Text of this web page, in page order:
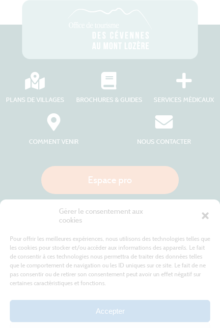
Gérer le consentement aux
cookies
Pour offrir les meilleures expériences, nous utilisons des technologies telles que
les cookies pour stocker et/ou accéder aux informations des appareils. Le fait
de consentir à ces technologies nous permettra de traiter des données telles
que le comportement de navigation ou les ID uniques sur ce site. Le fait de ne
pas consentir ou de retirer son consentement peut avoir un effet négatif sur
certaines caractéristiques et fonctions.
Accepter
PLANS DE VILLAGES BROCHURES & GUIDES SERVICES MÉDICAUX
COMMENT VENIR NOUS CONTACTER
Espace pro
Site internet cofinancé par le fonds européen agricole pour le développement rural
L'Europe investit dans les zones rurales